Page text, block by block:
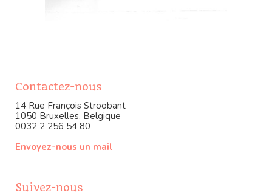
Contactez-nous
14 Rue François Stroobant
1050 Bruxelles, Belgique
0032 2 256 54 80
Envoyez-nous un mail
Suivez-nous